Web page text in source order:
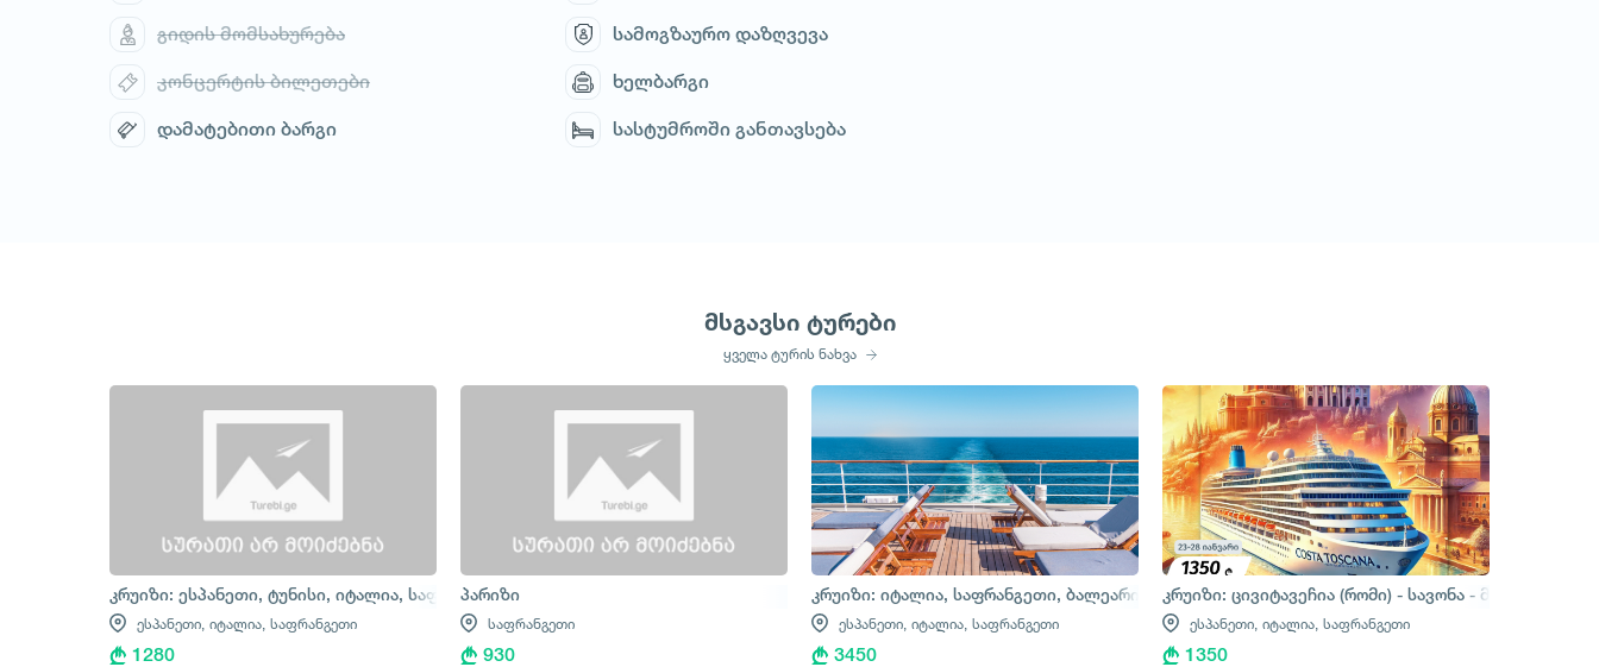
გიდის მომსახურება სამოგზაურო დაზღვევა
კონცერტის ბილეთები ხელბარგი
დამატებითი ბარგი სასტუმროში განთავსება
მსგავსი ტურები
ყველა ტურის ნახვა
კრუიზი: ესპანეთი, ტუნისი, იტალია, საფრანგეთი
ესპანეთი, იტალია, საფრანგეთი
1280
პარიზი
საფრანგეთი
930
კრუიზი: იტალია, საფრანგეთი, ბალეარის კუნძულები, ესპანეთი
ესპანეთი, იტალია, საფრანგეთი
3450
კრუიზი: ცივიტავეჩია (რომი) - სავონა - მარსელი -
ესპანეთი, იტალია, საფრანგეთი
1350